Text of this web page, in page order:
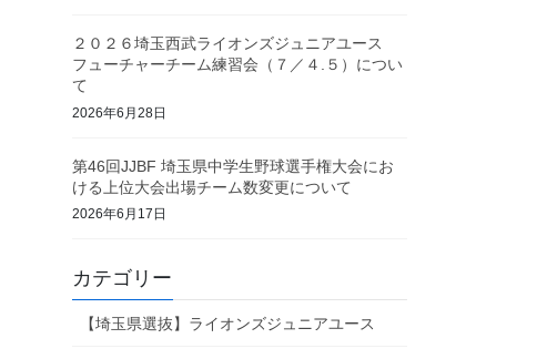
２０２６埼玉西武ライオンズジュニアユース
フューチャーチーム練習会（７／４.５）につい
て
2026年6月28日
第46回JJBF 埼玉県中学生野球選手権大会にお
ける上位大会出場チーム数変更について
2026年6月17日
カテゴリー
【埼玉県選抜】ライオンズジュニアユース